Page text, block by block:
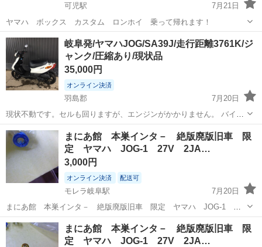
可児駅
7月21日
ヤマハ ボックス カスタム ロンホイ 乗って帰れます！
岐阜 可児市 可児駅
岐阜発/ヤマハJOG/SA39J/走行距離3761K/ジ
ャンク/圧縮あり/現状品
35,000円
オンライン決済
羽島郡
7月20日
現状不動です。セルも回りますが、エンジンがかかりません。 バイク
ISMさんの陸送もできます。(着払い)事前にお問合せ下さい。 現状品
のため傷、汚れ等ございます 付属につきましては写真が全てです その
他写真にてご判断、ご確認...
岐阜 羽島郡 ヤマハ 現状
まにあ館 本巣インタ－ 絶版廃版旧車 限
定 ヤマハ JOG-1 27V 2JA…
3,000円
オンライン決済 配送可
モレラ岐阜駅
7月20日
まにあ館 本巣インタ－ 絶版廃版旧車 限定 ヤマハ JOG-1
27V 2JA ペリカン キーカバ－ ブル－ 限定１個のみ 希少部
品 メインキ—のカバ－です 現状 原物優先 完全ノークレ－ム
ノーリタ－ン お...
岐阜 本巣市 モレラ岐阜駅 ヤマハ ブル
まにあ館 本巣インタ－ 絶版廃版旧車 限
定 ヤマハ JOG-1 27V 2JA…